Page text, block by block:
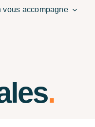
vous accompagne
.